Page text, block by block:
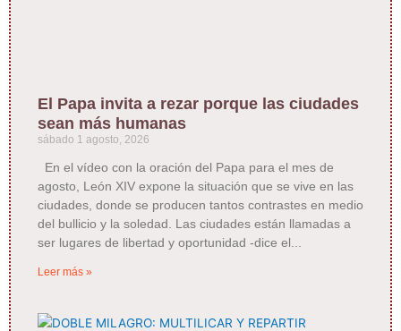
El Papa invita a rezar porque las ciudades
sean más humanas
sábado 1 agosto, 2026
En el vídeo con la oración del Papa para el mes de
agosto, León XIV expone la situación que se vive en las
ciudades, donde se producen tantos contrastes en medio
del bullicio y la soledad. Las ciudades están llamadas a
ser lugares de libertad y oportunidad -dice el
Leer más »